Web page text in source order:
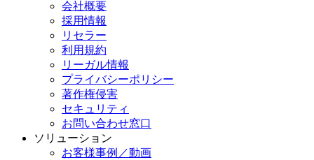
会社概要
採用情報
リセラー
利用規約
リーガル情報
プライバシーポリシー
著作権侵害
セキュリティ
お問い合わせ窓口
ソリューション
お客様事例／動画